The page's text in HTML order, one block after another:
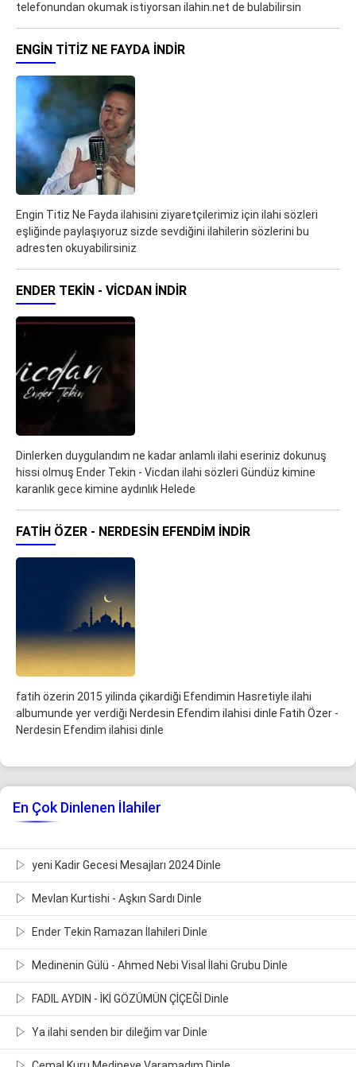
telefonundan okumak istiyorsan ilahin.net de bulabilirsin
ENGIN TITIZ NE FAYDA İNDIR
Engin Titiz Ne Fayda ilahisini ziyaretçilerimiz için ilahi sözleri
eşliğinde paylaşıyoruz sizde sevdiğini ilahilerin sözlerini bu
adresten okuyabilirsiniz
ENDER TEKIN - VICDAN İNDIR
Dinlerken duygulandım ne kadar anlamlı ilahi eseriniz dokunuş
hissi olmuş Ender Tekin - Vicdan ilahi sözleri Gündüz kimine
karanlık gece kimine aydınlık Helede
FATIH ÖZER - NERDESIN EFENDIM İNDIR
fatih özerin 2015 yilinda çikardiği Efendimin Hasretiyle ilahi
albumunde yer verdiği Nerdesin Efendim ilahisi dinle Fatih Özer -
Nerdesin Efendim ilahisi dinle
En Çok Dinlenen İlahiler
yeni Kadir Gecesi Mesajları 2024 Dinle
Mevlan Kurtishi - Aşkın Sardı Dinle
Ender Tekin Ramazan İlahileri Dinle
Medinenin Gülü - Ahmed Nebi Visal İlahi Grubu Dinle
FADIL AYDIN - İKİ GÖZÜMÜN ÇİÇEĞİ Dinle
Ya ilahi senden bir dileğim var Dinle